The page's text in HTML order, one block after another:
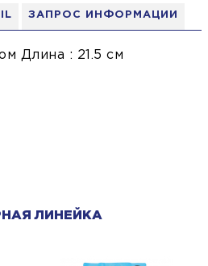
ЗАПРОС ИНФОРМАЦИИ
Длина : 21.5 см
ЛИНЕЙКА